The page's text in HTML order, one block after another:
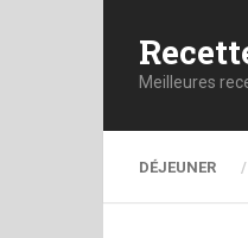
Meilleures
DÉJEUNER